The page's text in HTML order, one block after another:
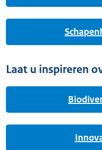
Laat u inspireren